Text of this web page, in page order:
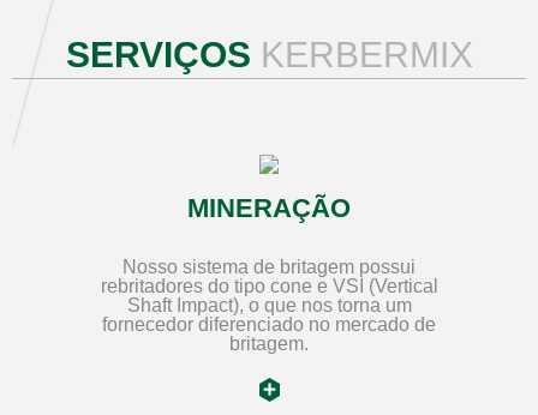
SERVIÇOS KERBERMIX
MINERAÇÃO
Nosso sistema de britagem possui
rebritadores do tipo cone e VSI (Vertical
Shaft Impact), o que nos torna um
fornecedor diferenciado no mercado de
britagem.